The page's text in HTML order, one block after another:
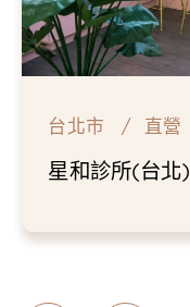
台北市 直營
星和診所(台北)